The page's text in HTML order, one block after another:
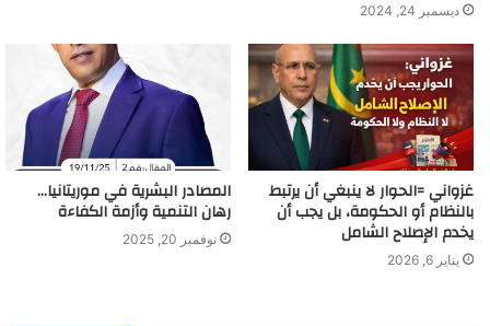
ديسمبر 24, 2024
غزواني =الحوار لا ينبغي أن يرتبط
بالنظام أو الحكومة، بل يجب أن
يخدم الإصلاح الشامل
يناير 6, 2026
المصادر البشرية في موريتانيا…
رهان التنمية وأزمة الكفاءة
نوفمبر 20, 2025